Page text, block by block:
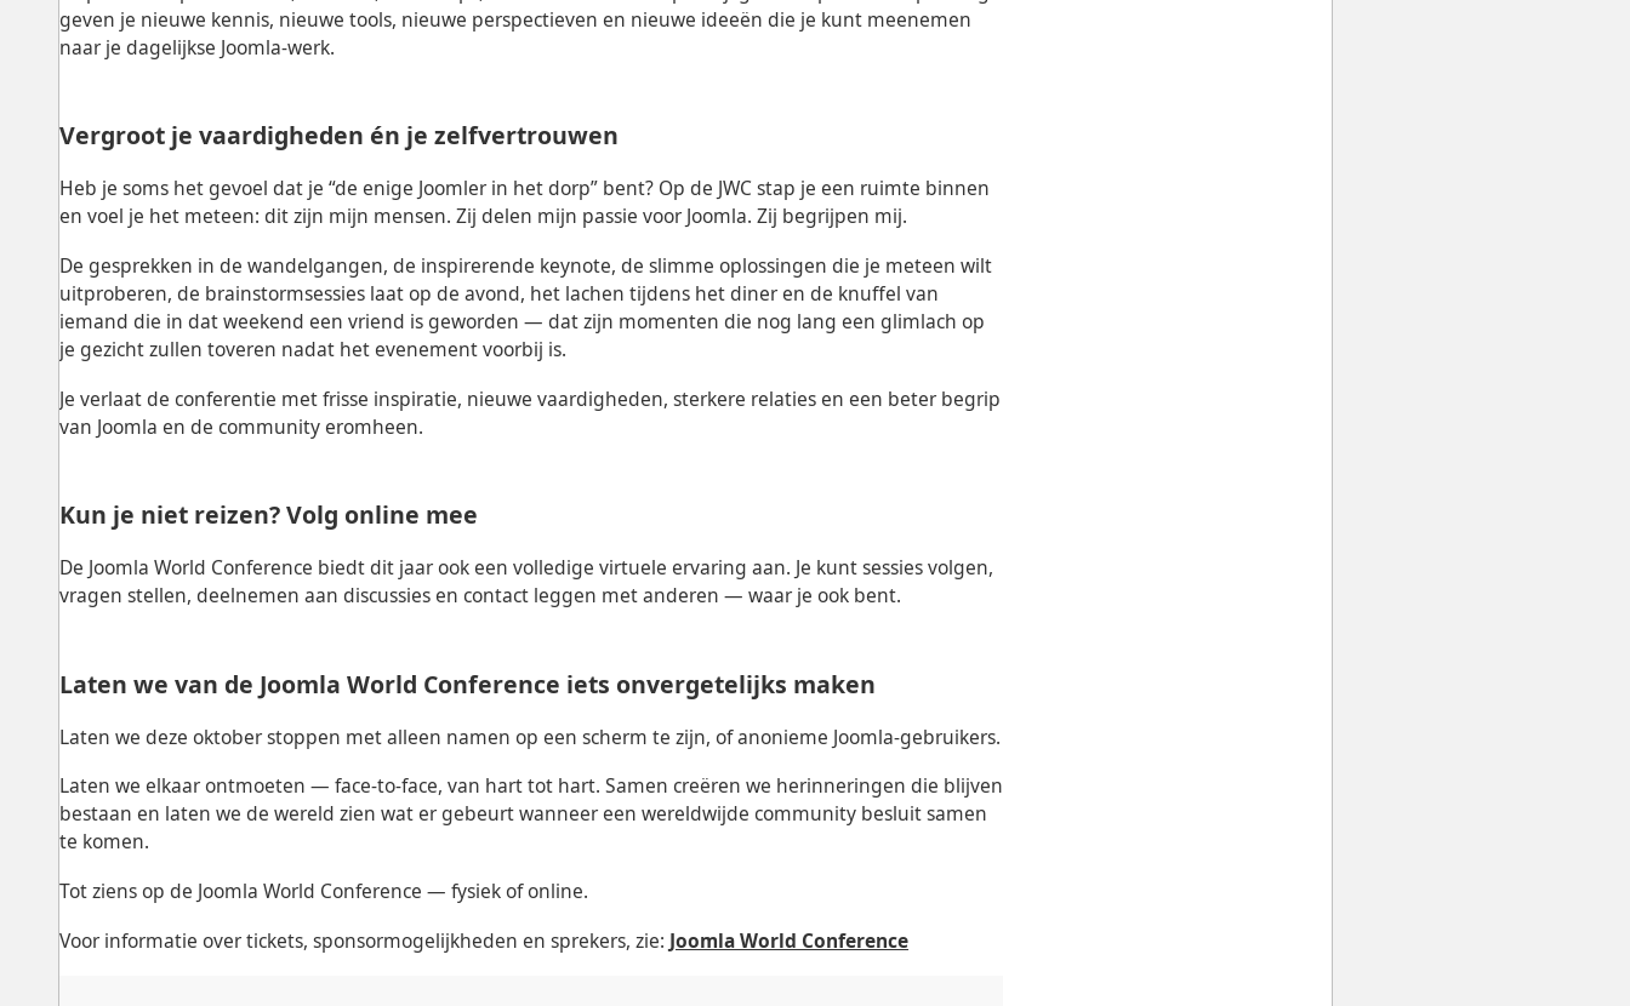
geven je nieuwe kennis, nieuwe tools, nieuwe perspectieven en nieuwe ideeën die je kunt meenemen
naar je dagelijkse Joomla-werk.
Vergroot je vaardigheden én je zelfvertrouwen
Heb je soms het gevoel dat je “de enige Joomler in het dorp” bent? Op de JWC stap je een ruimte binnen
en voel je het meteen: dit zijn mijn mensen. Zij delen mijn passie voor Joomla. Zij begrijpen mij.
De gesprekken in de wandelgangen, de inspirerende keynote, de slimme oplossingen die je meteen wilt
uitproberen, de brainstormsessies laat op de avond, het lachen tijdens het diner en de knuffel van
iemand die in dat weekend een vriend is geworden — dat zijn momenten die nog lang een glimlach op
je gezicht zullen toveren nadat het evenement voorbij is.
Je verlaat de conferentie met frisse inspiratie, nieuwe vaardigheden, sterkere relaties en een beter begrip
van Joomla en de community eromheen.
Kun je niet reizen? Volg online mee
De Joomla World Conference biedt dit jaar ook een volledige virtuele ervaring aan. Je kunt sessies volgen,
vragen stellen, deelnemen aan discussies en contact leggen met anderen — waar je ook bent.
Laten we van de Joomla World Conference iets onvergetelijks maken
Laten we deze oktober stoppen met alleen namen op een scherm te zijn, of anonieme Joomla-gebruikers.
Laten we elkaar ontmoeten — face-to-face, van hart tot hart. Samen creëren we herinneringen die blijven
bestaan en laten we de wereld zien wat er gebeurt wanneer een wereldwijde community besluit samen
te komen.
Tot ziens op de Joomla World Conference — fysiek of online.
Voor informatie over tickets, sponsormogelijkheden en sprekers, zie: Joomla World Conference